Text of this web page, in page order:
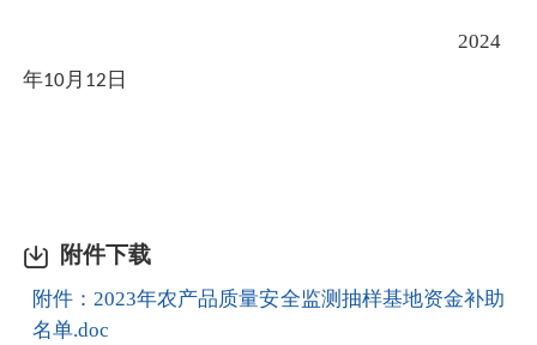
2024
年10月 12 日
附件下载
附件：2023年农产品质量安全监测抽样基地资金补助
名单.doc